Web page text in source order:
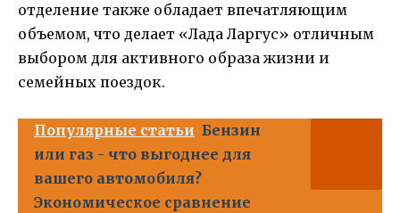
отделение также обладает впечатляющим
объемом, что делает «Лада Ларгус» отличным
выбором для активного образа жизни и
семейных поездок.
Популярные статьи Бензин
или газ - что выгоднее для
вашего автомобиля?
Экономическое сравнение